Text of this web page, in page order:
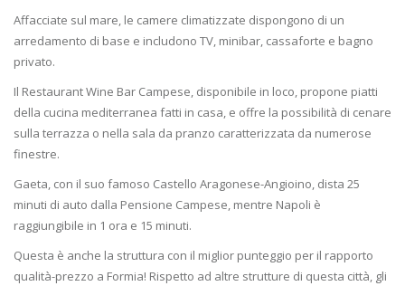
Affacciate sul mare, le camere climatizzate dispongono di un
arredamento di base e includono TV, minibar, cassaforte e bagno
privato.
Il Restaurant Wine Bar Campese, disponibile in loco, propone piatti
della cucina mediterranea fatti in casa, e offre la possibilità di cenare
sulla terrazza o nella sala da pranzo caratterizzata da numerose
finestre.
Gaeta, con il suo famoso Castello Aragonese-Angioino, dista 25
minuti di auto dalla Pensione Campese, mentre Napoli è
raggiungibile in 1 ora e 15 minuti.
Questa è anche la struttura con il miglior punteggio per il rapporto
qualità-prezzo a Formia! Rispetto ad altre strutture di questa città, gli